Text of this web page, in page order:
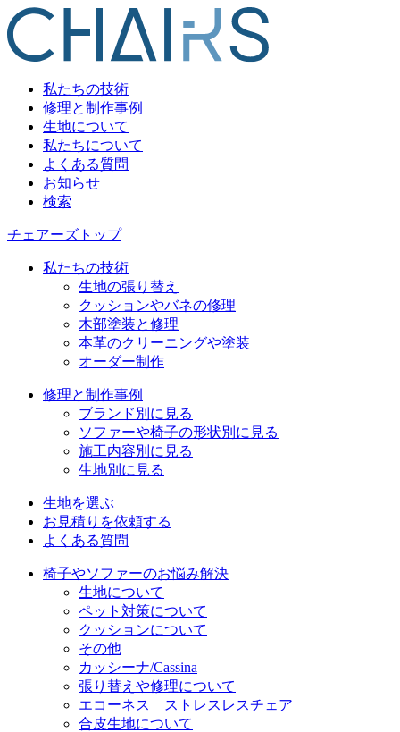
私たちの技術
修理と制作事例
生地について
私たちについて
よくある質問
お知らせ
検索
チェアーズトップ
私たちの技術
生地の張り替え
クッションやバネの修理
木部塗装と修理
本革のクリーニングや塗装
オーダー制作
修理と制作事例
ブランド別に見る
ソファーや椅子の形状別に見る
施工内容別に見る
生地別に見る
生地を選ぶ
お見積りを依頼する
よくある質問
椅子やソファーのお悩み解決
生地について
ペット対策について
クッションについて
その他
カッシーナ/Cassina
張り替えや修理について
エコーネス ストレスレスチェア
合皮生地について